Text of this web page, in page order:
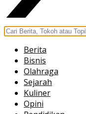
Berita
Bisnis
Olahraga
Sejarah
Kuliner
Opini